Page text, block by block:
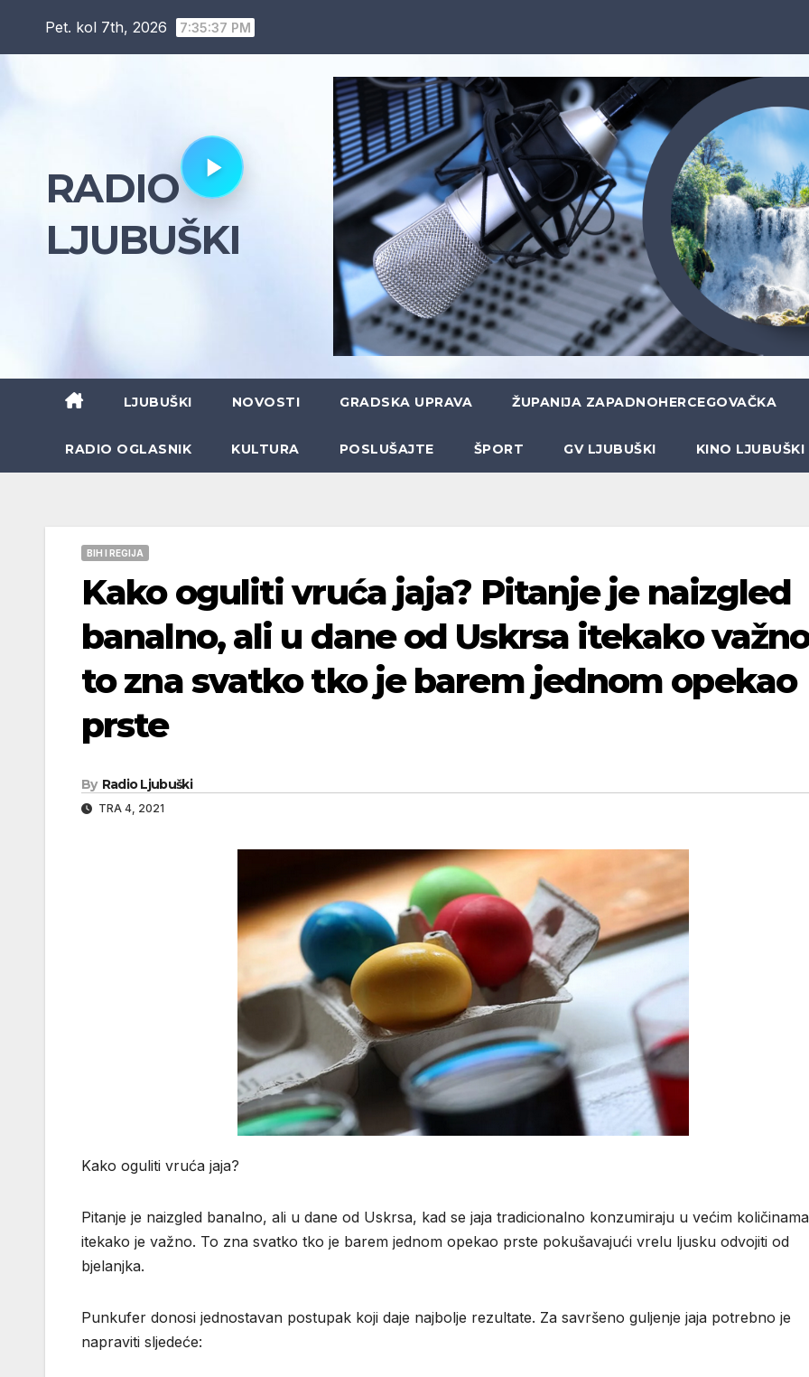
Pet. kol 7th, 2026 7:35:38 PM
RADIO
LJUBUŠKI
LJUBUŠKI NOVOSTI GRADSKA UPRAVA ŽUPANIJA ZAPADNOHERCEGOVAČKA
RADIO OGLASNIK KULTURA POSLUŠAJTE ŠPORT GV LJUBUŠKI KINO LJUBUŠKI
BIH I REGIJA
Kako oguliti vruća jaja? Pitanje je naizgled
banalno, ali u dane od Uskrsa itekako
to zna svatko tko je barem jednom opekao
prste
By Radio Ljubuški
TRA 4, 2021
Kako oguliti vruća jaja?
Pitanje je naizgled banalno, ali u dane od Uskrsa, kad se jaja tradicionalno konzumiraju u većim
itekako je važno. To zna svatko tko je barem jednom opekao prste pokušavajući vrelu ljusku odvojiti od
bjelanjka.
Punkufer donosi jednostavan postupak koji daje najbolje rezultate. Za savršeno guljenje jaja potrebno je
napraviti sljedeće: